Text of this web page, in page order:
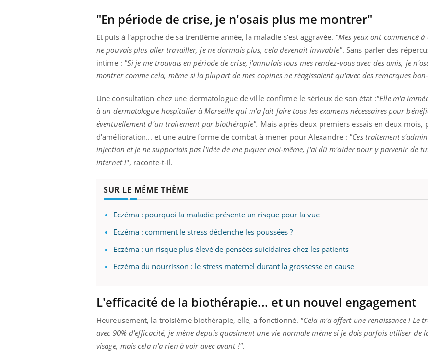
"En période de crise, je n'osais plus me montrer"
Et puis à l'approche de sa trentième année, la maladie s'est aggravée. "Mes yeux ont commencé
ne pouvais plus aller travailler, je ne dormais plus, cela devenait invivable". Sans parler des
intime : "Si je me trouvais en période de crise, j'annulais tous mes rendez-vous avec des amis, je
montrer comme cela, même si la plupart de mes copines ne réagissaient qu'avec des remarques
Une consultation chez une dermatologue de ville confirme le sérieux de son état :"Elle m'a
à un dermatologue hospitalier à Marseille qui m'a fait faire tous les examens nécessaires pour
éventuellement d'un traitement par biothérapie". Mais après deux premiers essais en deux mois,
d'amélioration... et une autre forme de combat à mener pour Alexandre : "Ces traitement
injection et je ne supportais pas l'idée de me piquer moi-même, j'ai dû m'aider pour y parvenir de
internet !", raconte-t-il.
SUR LE MÊME THÈME
Eczéma : pourquoi la maladie présente un risque pour la vue
Eczéma : comment le stress déclenche les poussées ?
Eczéma : un risque plus élevé de pensées suicidaires chez les patients
Eczéma du nourrisson : le stress maternel durant la grossesse en cause
L'efficacité de la biothérapie... et un nouvel engagement
Heureusement, la troisième biothérapie, elle, a fonctionné. "Cela m'a offert une renaissance ! Le
avec 90% d'efficacité, je mène depuis quasiment une vie normale même si je dois parfois utiliser de
visage, mais cela n'a rien à voir avec avant !".
Eczéma Chronique des Mains :
expliquer ma maladie Youtube
Il y a des sujets qui sont faciles à aborder...
d'autres non ! D'un côté, poser des
Youtube
Carence en fer : comprendre pour
prévenirYoutube
Fatigue, irritabilité, brouillard mental ou
Youtube
Insuline & Charge
osait en parler??
En 2026, l'insuline